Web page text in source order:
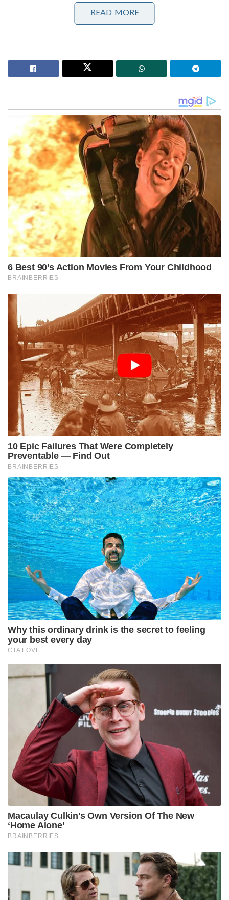
മറുവശത്ത് ആദിപരാശക്തിയുടെ തീക്ഷ്ണമായ
കൊടുങ്ങല്ലൂരമ്മയെന്ന പേര് കേൾക്കുമ്പോൾ തന്നെ
ഏതൊരു ഭക്തന്റെയും ഉള്ളിൽ ഭക്തിയുടെ ഒരു
ലോകത്തിന്റെ നാനാഭാഗങ്ങളിൽ നിന്നുമുള്ള
കപ്പലുകൾ വന്നിറങ്ങിയിരുന്ന മുസിരിസ് എന്ന
ചരിത്രപ്രസിദ്ധമായ തുറമുഖ നഗരത്തിന്റെ
ഹൃദയഭാഗത്താണ് ഈ ക്ഷേത്രം സ്ഥിതി ചെയ്യുന്നത്.
ദാരികനിഗ്രഹം കഴിഞ്ഞ് ക്രോധമടങ്ങാതെ വന്ന
ഭദ്രകാളിയെ ശാന്തയാക്കി കുടിയിരുത്തിയ ഈ
പുണ്യഭൂമിയിൽ, ദ്രാവിഡ സംസ്കാരത്തിന്റെ
അതിപുരാതനമായ ആചാരപ്പൊലിമകൾ ഇന്നും
മാറ്റുകൂടാതെ നിലനിൽക്കുന്നു. കേരളത്തിലെ
അസംഖ്യം ഭഗവതി ക്ഷേത്രങ്ങളുടെ മാതൃസ്ഥാനമായി,
സമസ്ത ഭൂമിയുടെയും രക്ഷകിയായി കൊടുങ്ങല്ലൂരമ്മ
ഇന്നും ഭക്തലക്ഷങ്ങളെ അനുഗ്രഹിച്ചുകൊണ്ട്
വാണരുളുന്നു.
ശബ്ദമില്ലാത്ത പ്രാർത്ഥനകൾക്കും ശാന്തമായ
ധ്യാനങ്ങൾക്കുമപ്പുറം, ആത്മാവിന്റെ തീക്ഷ്ണമായ
സമർപ്പണം ദൃശ്യമാകുന്ന ഒന്നാണ് ഇവിടുത്തെ
ലോകപ്രസിദ്ധമായ ‘കൊടുങ്ങല്ലൂർ ഭരണി’
മഹോത്സവം. മീനമാസത്തിലെ ഭരണി നാളിൽ
കൊടുങ്ങല്ലൂർ കാവിലേക്ക് ഒഴുകിയെത്തുന്ന
ജനസാഗരം ഭക്തിയുടെ മറ്റൊരു തലമാണ്
ലോകത്തിന് കാണിച്ചുകൊടുക്കുന്നത്. അവിടെ
ഭക്തൻ ഭഗവതിക്ക് മുന്നിൽ പൂർണ്ണമായി
കീഴടങ്ങുകയാണ്. കടുംചുവപ്പ് വസ്ത്രങ്ങളണിഞ്ഞ്,
കയ്യിൽ ചിലമ്പുകളേന്തി, കോമരങ്ങൾ
തുള്ളിയുറയുമ്പോൾ അന്തരീക്ഷമാകെ
ദേവീനാമങ്ങളാൽ മുഖരിതമാകും. ഇതിന്റെ ഭാഗമായി
നടക്കുന്ന ‘കാവ് തീണ്ടൽ’ എന്ന ചടങ്ങ് ഭക്തിയുടെ
പരകോടിയാണ്. ഭക്തർ കൂട്ടത്തോടെ അട്ടഹസിച്ചും
ഓടിയും ക്ഷേത്രമുറ്റത്തേക്ക് ഇരച്ചുകയറുമ്പോൾ
അവിടെ മനുഷ്യനും ദൈവവും തമ്മിലുള്ള അകലം
ഇല്ലാതാകുന്നു. തലമുറകളായി പാടിവരുന്ന
ഭരണിപ്പാട്ടുകൾ കേൾക്കുമ്പോൾ അന്യർക്ക് അത്ഭുതം
തോന്നാമെങ്കിലും, അത് അമ്മയ്ക്ക് മുന്നിൽ മക്കൾ
നടത്തുന്ന ആത്മീയമായ ഒരു വിരേചനമാണ്,
പൂർണ്ണമായ ആത്മസമർപ്പണമാണ്. സാമൂഹികമായ
എല്ലാ വേലിക്കെട്ടുകളെയും തകർത്തെറിഞ്ഞ്,
ഭഗവതിയുടെ രൗദ്രഭാവത്തെ സ്വന്തം നെഞ്ചിലേക്ക്
ആവാഹിക്കുന്ന ഈ ആചാരം ഭാരതത്തിൽ തന്നെ
മറ്റെങ്ങും കാണാനാവാത്ത ഒന്നാണ്.
കേരളീയ വാസ്തുശിൽപ്പകലയുടെ തനിമയാർന്ന
ചരിഞ്ഞ മേൽക്കൂരകളും, മനോഹരമായ
ക്ഷേത്രമുറ്റത്ത് എത്തുമ്പോൾ പുരാതനമായ ഒരു
സംസ്കാരത്തിലേക്ക് നാം നടന്നു കയറുന്നതുപോലെ
തോന്നും. കൂറ്റൻ ഗോപുരങ്ങളുടെ
ആർഭാടങ്ങളില്ലെങ്കിലും, പ്രകൃതിയോട് ഇഴുകിച്ചേർന്നു
കിടക്കുന്ന ഈ ക്ഷേത്രത്തിന്റെ ഓരോ കോണിലും
ഭക്തിയുടെയും നിഗൂഢതയുടെയും ഒരു
പ്രഭാവലയമുണ്ട്. നാടോടി സംസ്കാരവും ശാസ്ത്രീയ
പൂജാവിധികളും ഇത്രമാത്രം മനോഹരമായി
ലയിച്ചുചേർന്ന മറ്റൊരു ദേവീസങ്കേതം കേരളത്തിലില്ല.
നിശ്ശബ്ദതയല്ല, മറിച്ച് തീക്ഷ്ണമായ വികാരങ്ങളും,
ആത്മാവിൽ നിന്നുള്ള വിളിപ്പുറങ്ങളും, അമ്മയുടെ
സംരക്ഷണവലയവുമാണ് കൊടുങ്ങല്ലൂരിനെ
വ്യത്യസ്തമാക്കുന്നത്. ആപത്തുകളിൽ തുണയായും,
അമ്മയായി കുരുംബ ഭഗവതിയെ നെഞ്ചേറ്റുന്ന
ഭക്തർക്ക്, കൊടുങ്ങല്ലൂരിലെ ഈ മണ്ണ് പ്രപഞ്ചത്തിന്റെ
തന്നെ കേന്ദ്രവും, അമ്മയുടെ കാരുണ്യം വറ്റാത്ത
READ MORE